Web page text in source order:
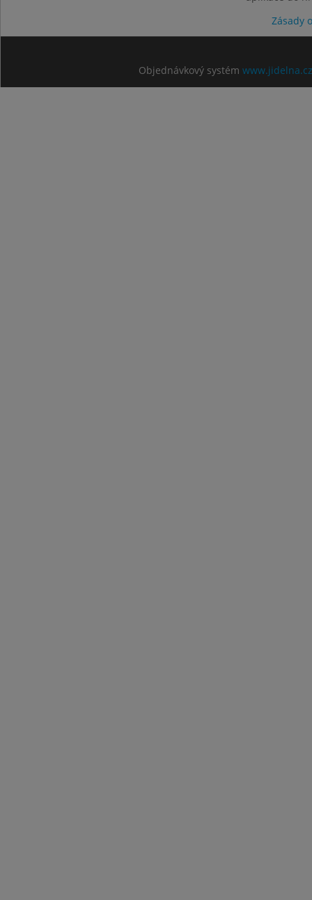
Zásady
Objednávkový systém www.jidelna.cz